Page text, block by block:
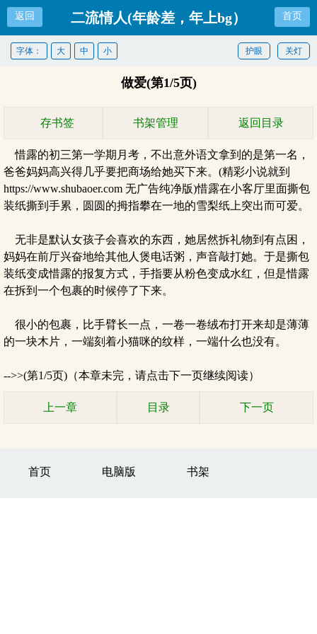
返回 二流情人(年龄差，年上bg） 首页
关灯
护眼
字体： 大 中 小
做爱(第1/5页)
存书签 书架管理 返回目录
惜露的初三第一学期月考，不出意外语文拿到的是第一名，
爸爸妈妈高兴得几乎要把商场给她买下来。(精彩小说就到
https://www.shubaoer.com 无广告纯净版)惜露在小客厅里面撕包
装纸撕到手累，圆圆的拇指攀在一地的雪梨纸上突出而可爱。
无非是默认女孩子会喜欢的东西，她居然拆礼物到有点困，
妈妈在前厅兴奋地给其他人煲电话粥，声音敲打她。于是撕包
装纸变成惜露的报复方式，手指要从粉色变成水红，但是惜露
在拆到一个包裹的时候停了下来。
很小的包裹，比手臂长一点，一卷一卷绒布打开来却是薄薄
的一块木片，一端刻着小猫咪的纹样，一端什么也没有。
-->>(第1/5页)（本章未完，请点击下一页继续阅读）
上一章 目录 下一页
首页 电脑版 书架